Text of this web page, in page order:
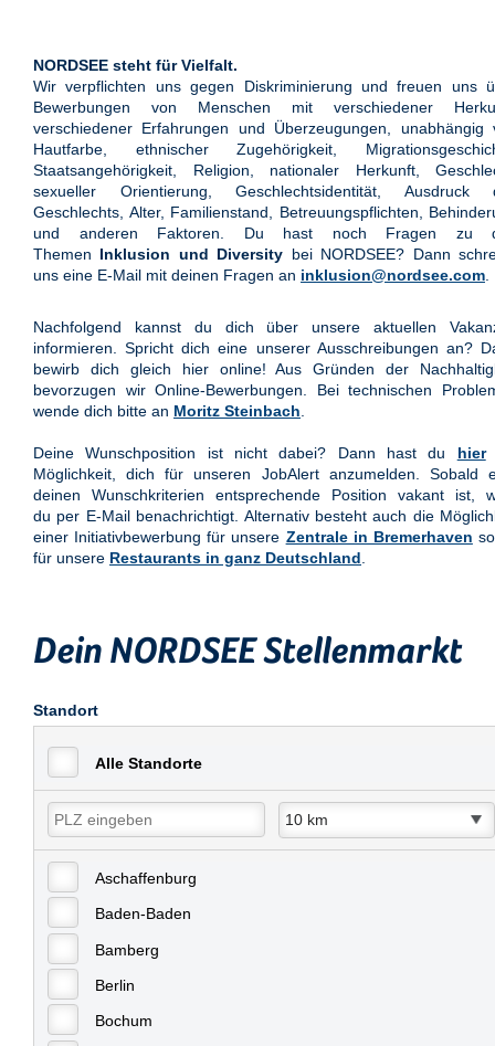
NORDSEE steht für Vielfalt.
Wir verpflichten uns gegen Diskriminierung und freuen uns
Bewerbungen von Menschen mit verschiedener
verschiedener Erfahrungen und Überzeugungen, unabhängig
Hautfarbe, ethnischer Zugehörigkeit,
Staatsangehörigkeit, Religion, nationaler Herkunft,
sexueller Orientierung, Geschlechtsidentität, Ausdruck
Geschlechts, Alter, Familienstand, Betreuungspflichten,
und anderen Faktoren. Du hast noch Fragen zu
Themen Inklusion und Diversity bei NORDSEE? Dann
uns eine E-Mail mit deinen Fragen an inklusion@nordsee.com
Nachfolgend kannst du dich über unsere aktuellen
informieren. Spricht dich eine unserer Ausschreibungen an?
bewirb dich gleich hier online! Aus Gründen der
bevorzugen wir Online-Bewerbungen. Bei technischen
wende dich bitte an Moritz Steinbach
Deine Wunschposition ist nicht dabei? Dann hast du hier
Möglichkeit, dich für unseren JobAlert anzumelden. Sobald
deinen Wunschkriterien entsprechende Position vakant ist,
du per E-Mail benachrichtigt. Alternativ besteht auch die
einer Initiativbewerbung für unsere Zentrale in Bremerhaven
für unsere Restaurants in ganz Deutschland
Dein NORDSEE Stellenmarkt
Standort
Alle Standorte
Aschaffenburg
Baden-Baden
Bamberg
Berlin
Bochum